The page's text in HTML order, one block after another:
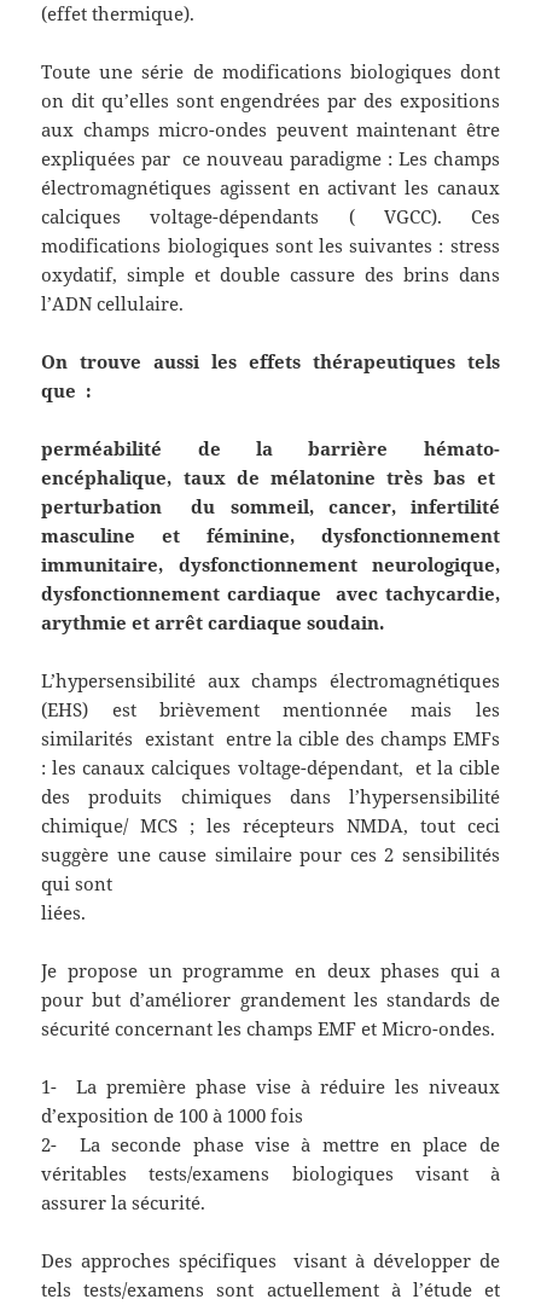
(effet thermique).
Toute une série de modifications biologiques dont
on dit qu’elles sont engendrées par des expositions
aux champs micro-ondes peuvent maintenant être
expliquées par ce nouveau paradigme : Les champs
électromagnétiques agissent en activant les canaux
calciques voltage-dépendants ( VGCC). Ces
modifications biologiques sont les suivantes : stress
oxydatif, simple et double cassure des brins dans
l’ADN cellulaire.
On trouve aussi les effets thérapeutiques tels
que :
perméabilité de la barrière hémato-
encéphalique, taux de mélatonine très bas et
perturbation du sommeil, cancer, infertilité
masculine et féminine, dysfonctionnement
immunitaire, dysfonctionnement neurologique,
dysfonctionnement cardiaque avec tachycardie,
arythmie et arrêt cardiaque soudain.
L’hypersensibilité aux champs électromagnétiques
(EHS) est brièvement mentionnée mais les
similarités existant entre la cible des champs EMFs
: les canaux calciques voltage-dépendant, et la cible
des produits chimiques dans l’hypersensibilité
chimique/ MCS ; les récepteurs NMDA, tout ceci
suggère une cause similaire pour ces 2 sensibilités
qui sont
liées.
Je propose un programme en deux phases qui a
pour but d’améliorer grandement les standards de
sécurité concernant les champs EMF et Micro-ondes.
1- La première phase vise à réduire les niveaux
d’exposition de 100 à 1000 fois
2- La seconde phase vise à mettre en place de
véritables tests/examens biologiques visant à
assurer la sécurité.
Des approches spécifiques visant à développer de
tels tests/examens sont actuellement à l’étude et